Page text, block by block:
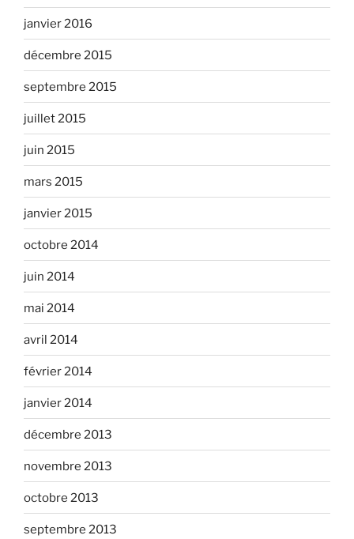
janvier 2016
décembre 2015
septembre 2015
juillet 2015
juin 2015
mars 2015
janvier 2015
octobre 2014
juin 2014
mai 2014
avril 2014
février 2014
janvier 2014
décembre 2013
novembre 2013
octobre 2013
septembre 2013